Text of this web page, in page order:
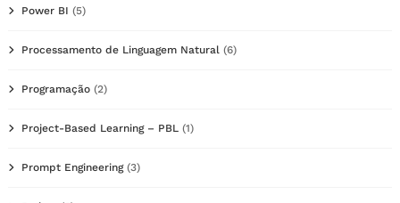
Power BI (5)
Processamento de Linguagem Natural (6)
Programação (2)
Project-Based Learning – PBL (1)
Prompt Engineering(3)